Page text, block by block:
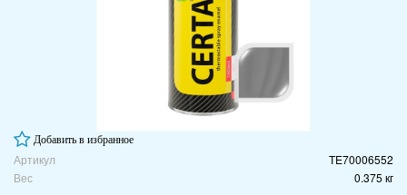
Добавить в избранное
Артикул
TE70006552
Вес
0.375 кг